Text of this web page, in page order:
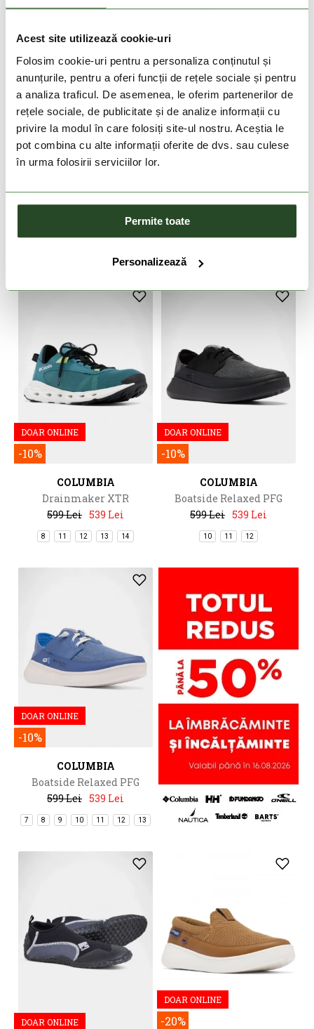
Acest site utilizează cookie-uri
Folosim cookie-uri pentru a personaliza conținutul și
anunțurile, pentru a oferi funcții de rețele sociale și pentru
a analiza traficul. De asemenea, le oferim partenerilor de
rețele sociale, de publicitate și de analize informații cu
privire la modul în care folosiți site-ul nostru. Aceștia le
pot combina cu alte informații oferite de dvs. sau culese
în urma folosirii serviciilor lor.
Permite toate
Personalizează
DOAR ONLINE
-10%
Bahama X Relaxed
DOAR ONLINE
DOAR ONLINE
-10%
COLUMBIA
Drainmaker XTR
599 Lei 539 Lei
8 11 12 13 14
DOAR ONLINE
-10%
COLUMBIA
Boatside Relaxed PFG
599 Lei 539 Lei
10 11 12
DOAR ONLINE
-10%
COLUMBIA
Boatside Relaxed PFG
599 Lei 539 Lei
7 8 9 10 11 12 13
DOAR ONLINE
DOAR ONLINE
-20%